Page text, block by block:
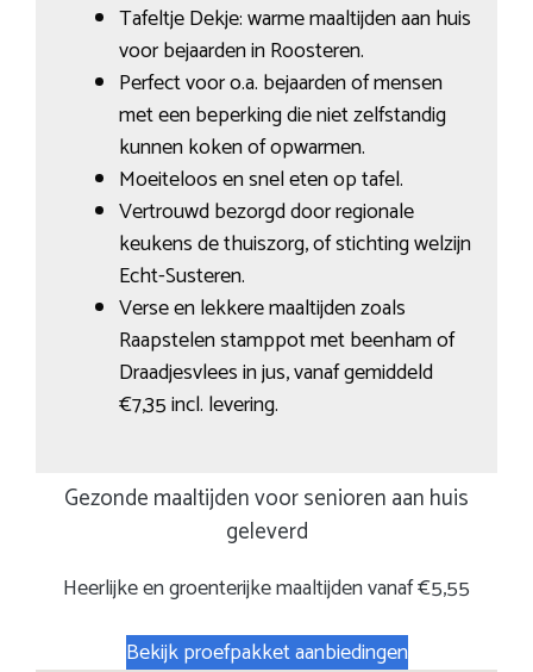
Tafeltje Dekje: warme maaltijden aan huis
voor bejaarden in Roosteren.
Perfect voor o.a. bejaarden of mensen
met een beperking die niet zelfstandig
kunnen koken of opwarmen.
Moeiteloos en snel eten op tafel.
Vertrouwd bezorgd door regionale
keukens de thuiszorg, of stichting welzijn
Echt-Susteren.
Verse en lekkere maaltijden zoals
Raapstelen stamppot met beenham of
Draadjesvlees in jus, vanaf gemiddeld
€7,35 incl. levering.
Gezonde maaltijden voor senioren aan huis
geleverd
Heerlijke en groenterijke maaltijden vanaf €5,55
Bekijk proefpakket aanbiedingen